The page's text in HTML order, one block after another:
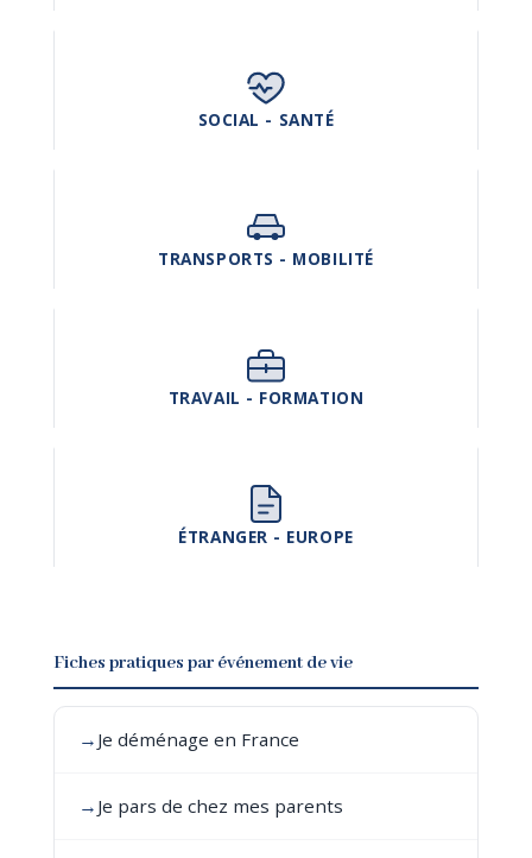
SOCIAL - SANTÉ
TRANSPORTS - MOBILITÉ
TRAVAIL - FORMATION
ÉTRANGER - EUROPE
Fiches pratiques par événement de vie
→ Je déménage en France
→ Je pars de chez mes parents